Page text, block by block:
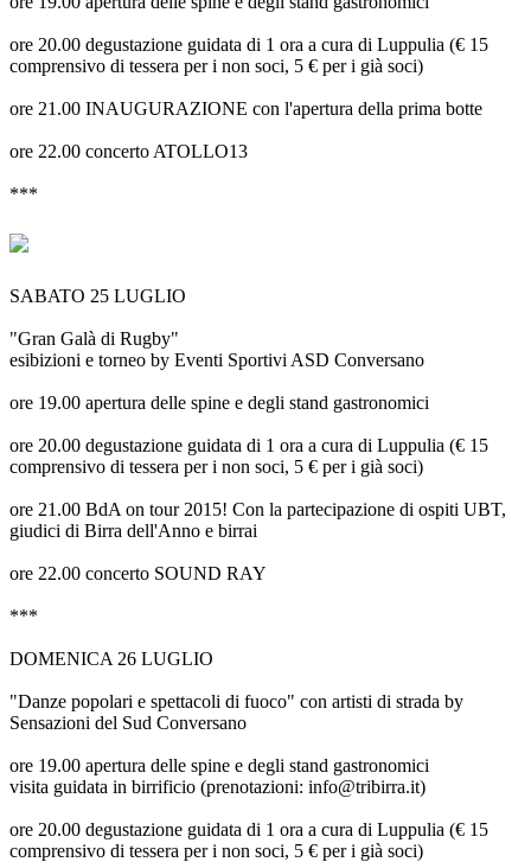
ore 20.00 degustazione guidata di 1 ora a cura di Luppulia (€ 15
comprensivo di tessera per i non soci, 5 € per i già soci)
ore 21.00 INAUGURAZIONE con l'apertura della prima botte
ore 22.00 concerto ATOLLO13
***
SABATO 25 LUGLIO
"Gran Galà di Rugby"
esibizioni e torneo by Eventi Sportivi ASD Conversano
ore 19.00 apertura delle spine e degli stand gastronomici
ore 20.00 degustazione guidata di 1 ora a cura di Luppulia (€ 15
comprensivo di tessera per i non soci, 5 € per i già soci)
ore 21.00 BdA on tour 2015! Con la partecipazione di ospiti UBT,
giudici di Birra dell'Anno e birrai
ore 22.00 concerto SOUND RAY
***
DOMENICA 26 LUGLIO
"Danze popolari e spettacoli di fuoco" con artisti di strada by
Sensazioni del Sud Conversano
ore 19.00 apertura delle spine e degli stand gastronomici
visita guidata in birrificio (prenotazioni: info@tribirra.it)
ore 20.00 degustazione guidata di 1 ora a cura di Luppulia (€ 15
comprensivo di tessera per i non soci, 5 € per i già soci)